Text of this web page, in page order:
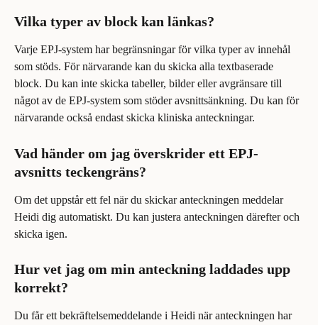
Vilka typer av block kan länkas?
Varje EPJ-system har begränsningar för vilka typer av innehål
som stöds. För närvarande kan du skicka alla textbaserade
block. Du kan inte skicka tabeller, bilder eller avgränsare till
något av de EPJ-system som stöder avsnittsänkning. Du kan för
närvarande också endast skicka kliniska anteckningar.
Vad händer om jag överskrider ett EPJ-
avsnitts teckengräns?
Om det uppstår ett fel när du skickar anteckningen meddelar
Heidi dig automatiskt. Du kan justera anteckningen därefter och
skicka igen.
Hur vet jag om min anteckning laddades upp
korrekt?
Du får ett bekräftelsemeddelande i Heidi när anteckningen har